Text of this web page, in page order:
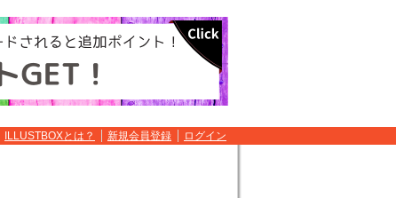
ILLUSTBOXとは？ 新規会員登録 ログイン